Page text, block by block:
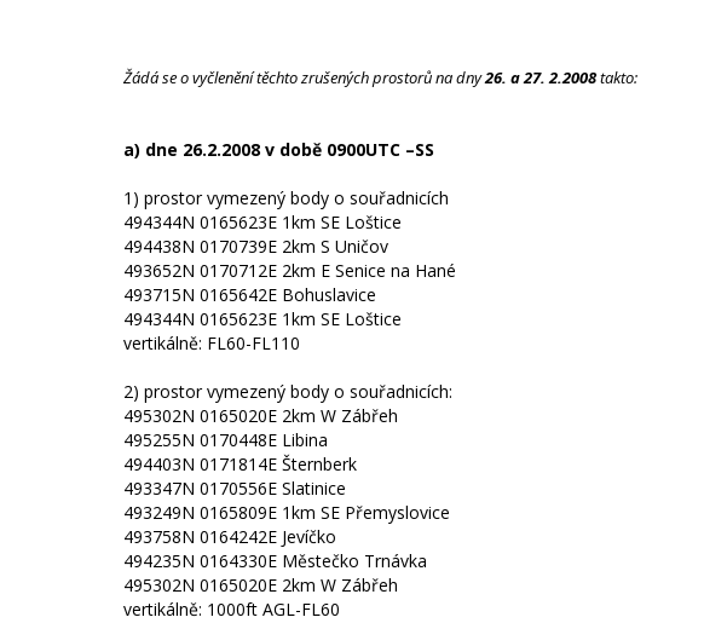
Žádá se o vyčlenění těchto zrušených prostorů na dny26. a 27. 2.2008takto:
a) dne 26.2.2008 v době 0900UTC –SS
1) prostor vymezený body o souřadnicích
494344N 0165623E 1km SE Loštice
494438N 0170739E 2km S Uničov
493652N 0170712E 2km E Senice na Hané
493715N 0165642E Bohuslavice
494344N 0165623E 1km SE Loštice
vertikálně: FL60-FL110
2) prostor vymezený body o souřadnicích:
495302N 0165020E 2km W Zábřeh
495255N 0170448E Libina
494403N 0171814E Šternberk
493347N 0170556E Slatinice
493249N 0165809E 1km SE Přemyslovice
493758N 0164242E Jevíčko
494235N 0164330E Městečko Trnávka
495302N 0165020E 2km W Zábřeh
vertikálně: 1000ft AGL-FL60